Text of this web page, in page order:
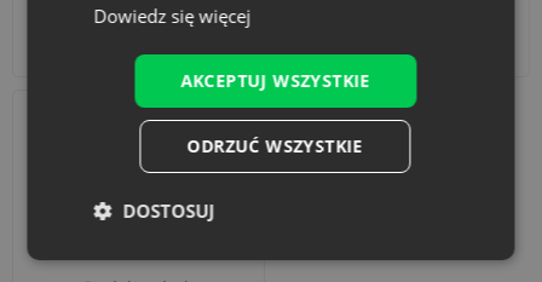
Dowiedz się więcej
AKCEPTUJ WSZYSTKIE
ODRZUĆ WSZYSTKIE
DOSTOSUJ